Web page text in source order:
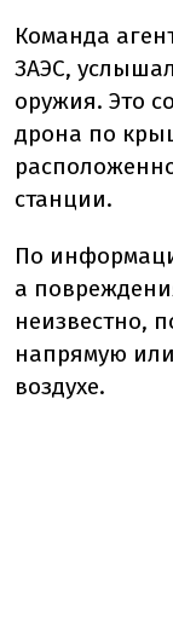
Команда
ЗАЭС,
оружия. Это
дрона по
станции.
По
а
неизвестно,
напрямую
воздухе.